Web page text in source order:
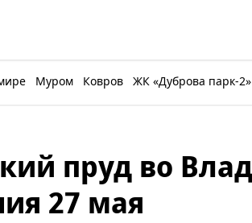
Муром Ковров ЖК «Дуброва парк-2»
пруд во
27 мая